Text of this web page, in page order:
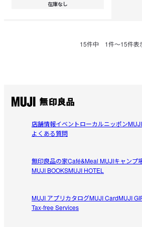
在庫なし
15件中 1件〜15件表
店舗情報イベントローカルニッポン
よくある質問
無印良品の家Café&Meal MUJIキャンプ
MUJI BOOKSMUJI HOTEL
MUJI アプリカタログMUJI CardMUJI
Tax-free Services